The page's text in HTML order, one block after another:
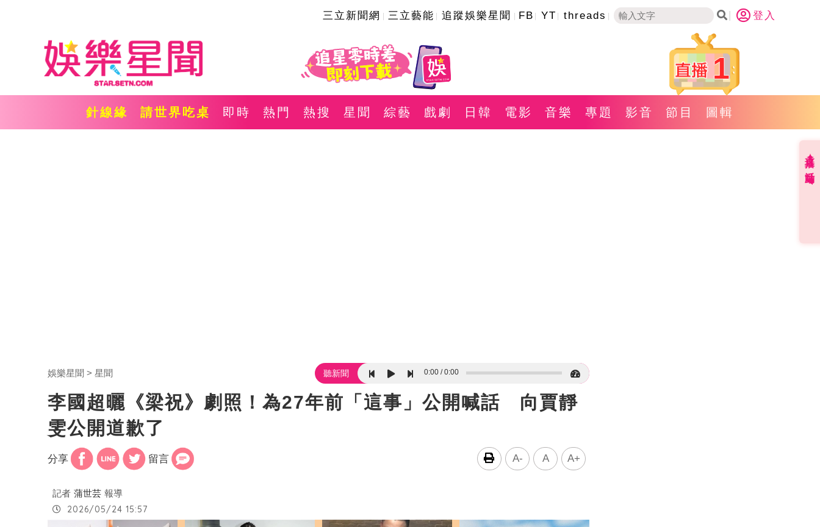
三立新聞網 三立藝能 追蹤娛樂星聞 FB YT threads 登入
1
針線緣 請世界吃桌 即時 熱門 熱搜 星聞 綜藝 戲劇 日韓 電影 音樂 專題 影音 節目 圖輯
娛樂星聞 星聞 聽新聞 0:00 0:00
李國超曬《梁祝》劇照！為27年前「這事」公開喊話 向賈靜
雯公開道歉了
分享 留言 A- A A+
記者 蒲世芸 報導
2026/05/24 15:57
直播✦活動